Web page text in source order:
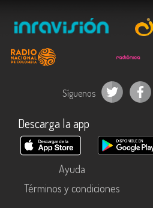
Síguenos
Descarga la app
Ayuda
Términos y condiciones